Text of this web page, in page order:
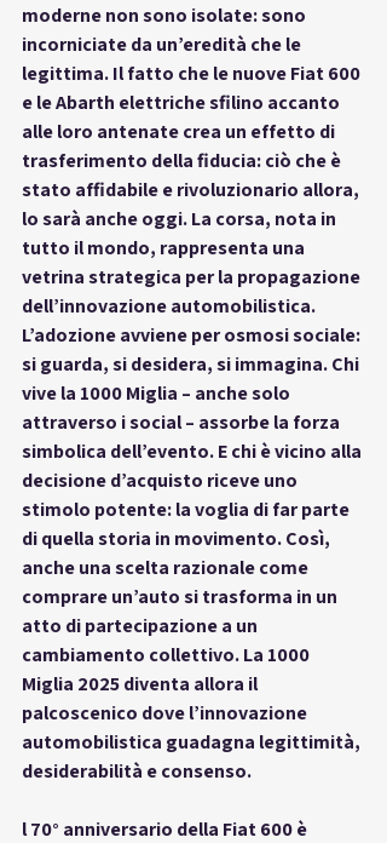
moderne non sono isolate: sono
incorniciate da un’eredità che le
legittima. Il fatto che le nuove Fiat 600
e le Abarth elettriche sfilino accanto
alle loro antenate crea un effetto di
trasferimento della fiducia: ciò che è
stato affidabile e rivoluzionario allora,
lo sarà anche oggi. La corsa, nota in
tutto il mondo, rappresenta una
vetrina strategica per la propagazione
dell’innovazione automobilistica.
L’adozione avviene per osmosi sociale:
si guarda, si desidera, si immagina. Chi
vive la 1000 Miglia – anche solo
attraverso i social – assorbe la forza
simbolica dell’evento. E chi è vicino alla
decisione d’acquisto riceve uno
stimolo potente: la voglia di far parte
di quella storia in movimento. Così,
anche una scelta razionale come
comprare un’auto si trasforma in un
atto di partecipazione a un
cambiamento collettivo. La 1000
Miglia 2025 diventa allora il
palcoscenico dove l’innovazione
automobilistica guadagna legittimità,
desiderabilità e consenso.
l 70° anniversario della Fiat 600 è